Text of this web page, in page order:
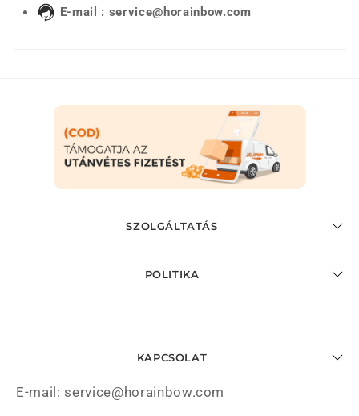
E-mail : service@horainbow.com
SZOLGÁLTATÁS
POLITIKA
KAPCSOLAT
E-mail: service@horainbow.com